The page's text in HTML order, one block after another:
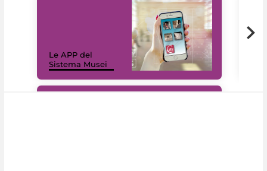
Le APP del
Sistema Musei